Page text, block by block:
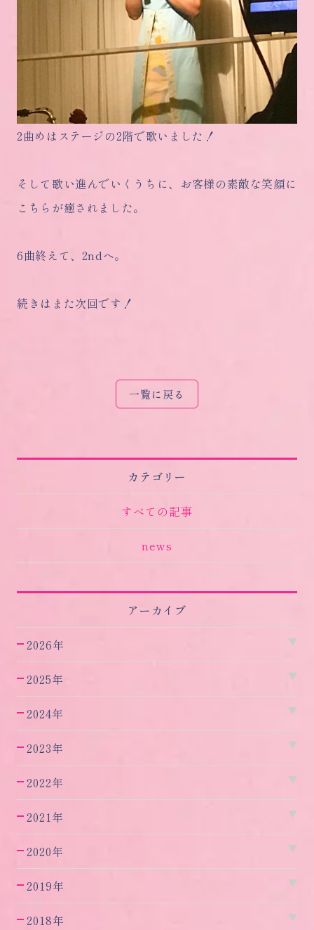
カテゴリー
すべての記事
news
アーカイブ
2026年
2025年
2024年
2023年
2022年
2021年
2020年
2019年
2018年
2曲めはステージの2階で歌いました！
そして歌い進んでいくうちに、お客様の素敵な笑顔に
こちらが癒されました。
6曲終えて、2ndへ。
続きはまた次回です！
一覧に戻る